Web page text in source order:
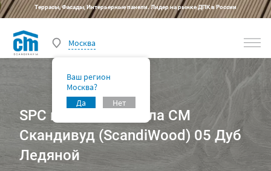
SPC плитка для пола CM
Скандивуд (ScandiWood) 05 Дуб
Ледяной
Террасы, Фасады, Интерьерные панели. Лидер на рынке ДПК в России
Москва
Ваш регион
Москва?
Да
Нет